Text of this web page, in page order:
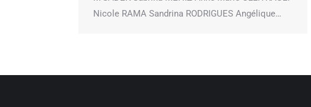
Nicole RAMA Sandrina RODRIGUES Angélique…